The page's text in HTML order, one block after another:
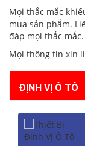
Mọi thắc mắc
mua sản phẩm.
đáp mọi thắc mắc.
Mọi thông tin xin
ĐỊNH VỊ Ô TÔ